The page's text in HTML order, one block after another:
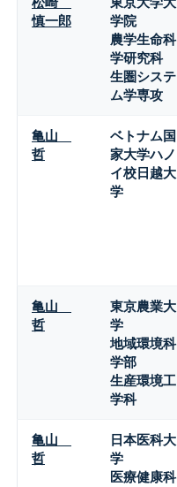
慎一郎
学院
農学生命科
学研究科
生圏システ
ム学専攻
亀山
哲
ベトナム国
家大学ハノ
イ校日越大
学
亀山
哲
東京農業大
学
地域環境科
学部
生産環境工
学科
亀山
哲
日本医科大
学
医療健康科